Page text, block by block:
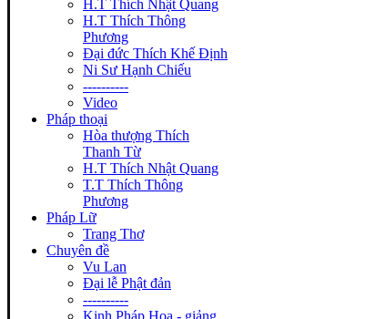
H.T Thích Nhật Quang
H.T Thích Thông
Phương
Đại đức Thích Khế Định
Ni Sư Hạnh Chiếu
----------
Video
Pháp thoại
Hòa thượng Thích
Thanh Từ
H.T Thích Nhật Quang
T.T Thích Thông
Phương
Pháp Lữ
Trang Thơ
Chuyên đề
Vu Lan
Đại lễ Phật đản
----------
Kinh Pháp Hoa - giảng